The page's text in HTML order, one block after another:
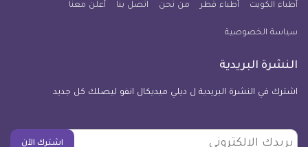
للآيفون
أطباء الكويت أطباء قطر من نحن اتصل بنا أعلن معنا
سياسة الخصوصية
النشرة البريدية
اشترك في النشرة البريدية ل ديلي ميديكال انفو ليصلك كل جديد
بريدك اشترك الآن